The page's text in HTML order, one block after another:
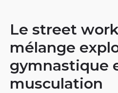
Le street
mélange
gymnastique
musculation